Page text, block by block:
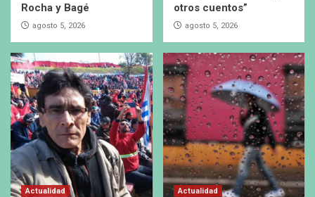
Rocha y Bagé
agosto 5, 2026
otros cuentos”
agosto 5, 2026
Actualidad Actualidad